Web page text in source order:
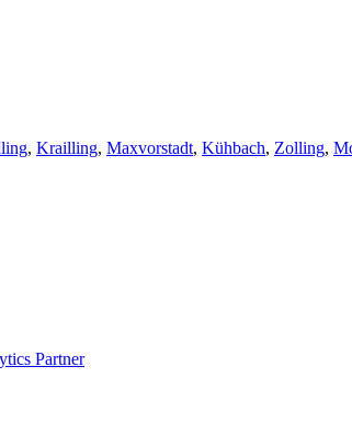
, Krailling, Maxvorstadt, Kühbach, Zolling,